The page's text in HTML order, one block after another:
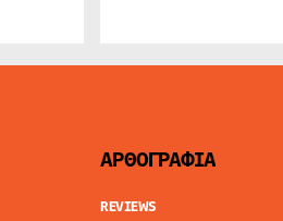
ΑΡΘΟΓΡΑΦΙΑ
REVIEWS